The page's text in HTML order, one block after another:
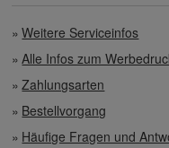
Weitere Serviceinfos
Alle Infos zum
Zahlungsarten
Bestellvorgang
Häufige Fragen und